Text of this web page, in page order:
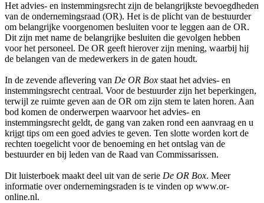
Het advies- en instemmingsrecht zijn de belangrijkste bevoegdheden
van de ondernemingsraad (OR). Het is de plicht van de bestuurder
om belangrijke voorgenomen besluiten voor te leggen aan de OR.
Dit zijn met name de belangrijke besluiten die gevolgen hebben
voor het personeel. De OR geeft hierover zijn mening, waarbij hij
de belangen van de medewerkers in de gaten houdt.
In de zevende aflevering van De OR Box staat het advies- en
instemmingsrecht centraal. Voor de bestuurder zijn het beperkingen,
terwijl ze ruimte geven aan de OR om zijn stem te laten horen. Aan
bod komen de onderwerpen waarvoor het advies- en
instemmingsrecht geldt, de gang van zaken rond een aanvraag en u
krijgt tips om een goed advies te geven. Ten slotte worden kort de
rechten toegelicht voor de benoeming en het ontslag van de
bestuurder en bij leden van de Raad van Commissarissen.
Dit luisterboek maakt deel uit van de serie De OR Box. Meer
informatie over ondernemingsraden is te vinden op www.or-
online.nl.